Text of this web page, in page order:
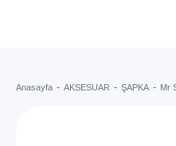
Anasayfa AKSESUAR ŞAPKA Mr